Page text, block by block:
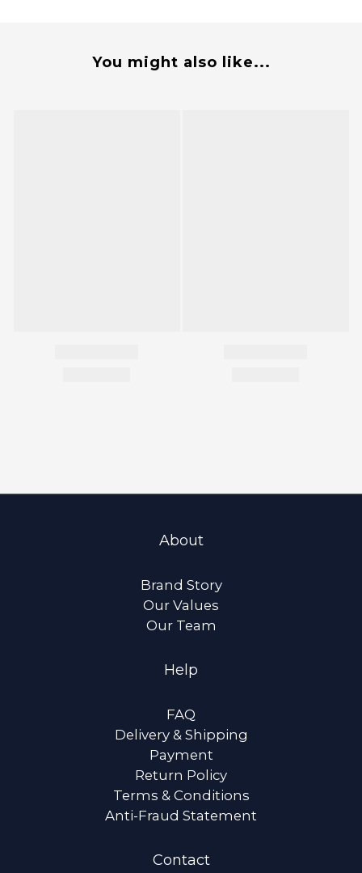
You might also like...
About
Brand Story
Our Values
Our Team
Help
FAQ
Delivery & Shipping
Payment
Return Policy
Terms & Conditions
Anti-Fraud Statement
Contact